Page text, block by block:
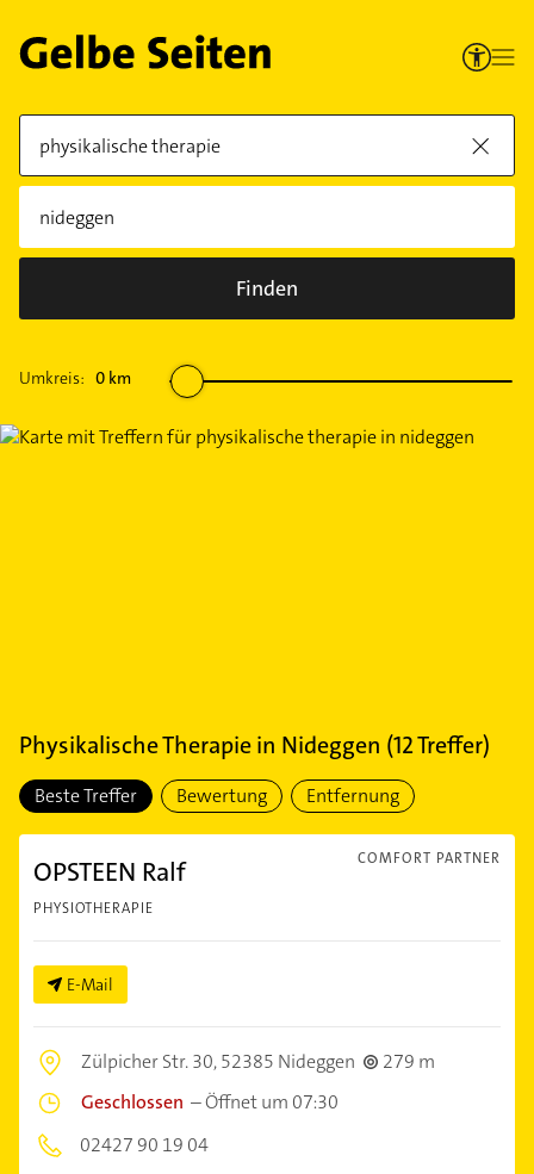
Finden
Umkreis: 0 km
Physikalische Therapiein Nideggen (12Treffer)
Beste Treffer Bewertung Entfernung
COMFORT PARTNER
OPSTEEN Ralf
PHYSIOTHERAPIE
E-Mail
Zülpicher Str. 30,52385 Nideggen
279 m
Geschlossen –Öffnet um 07:30
02427 90 19 04